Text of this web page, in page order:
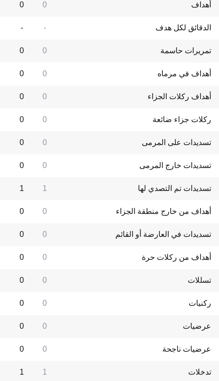
أهداف 0
0
الدقائق لكل هدف -
-
تمريرات حاسمة 0
0
أهداف في مرماه 0
0
أهداف ركلات الجزاء 0
0
ركلات جزاء ضائعة 0
0
تسديدات على المرمى 0
0
تسديدات خارج المرمى 0
0
تسديدات تم التصدي لها 1
1
أهداف من خارج منطقة الجزاء 0
0
تسديدات في العارضة أو القائم 0
0
أهداف من ركلات حرة 0
0
تسللات 0
0
ركنيات 0
0
عرضيات 0
0
عرضيات ناجحة 0
0
تدخلات 1
1